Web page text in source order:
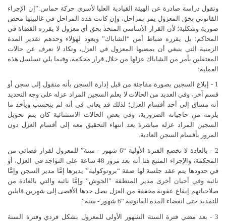
وتقول دراسة صادرة عن الهيئة القيادية العليا لأسرى حركة حماس:”إن الإجراء
القانوني بحق المعزول يمر بمراحل، وإن كانت هذه المراحل في غالبيتها محض
صورية وشكلية؛ لأن القرار الأساسي المتخذ بحق أي معزول لا يقرره القضاة في
المحاكم؛ بل يقرره ضباط أمن “الشاباك” ويعود لهؤلاء وحدهم تقدير المدة
الزمنية التي ينبغي أن يمضيها المعزول في العزل، ونكاد لا نعرف عن حالات
المعتقلين بأمر من الشاباك عزلها من خلال قرار محكمة، وفيما يلي تسلسل هذه
العملية:
1 - إبلاغ السجين بصورة مفاجئة من قبل إدارة السجن بأنه منقول إلى سجن أو
قسم آخر، وفي العديد من الحالات لا يعلم السجين المراد عزله على وجه التحديد
أنه مساق إلى أحد أقسام العزل؛ لذلك قد يعاني في أنه لم يتحسب ويأخذ ما
يلزمه من حاجياته الضرورية، وفي بعض الحالات الاستثنائية كان يتم تحويل
السجين المراد عزله مباشرة بعد انتهاء التحقيق معه إلى أقسام العزل دون
المرور بأقسام السجن العادية.
2 - بالعادة لا تخضع الفترة الأولية “6 شهور - سنة” للمعزول لقرار قضائي من
المحكمة، والإجراء المتبع هنا أنه بعد مرور 48 ساعة على التواجد في العزل، أو
في حدودها يتم عقد جلسة لها صفة “بروتوكولية” يديرها إمَّا مدير السجن وإمَّا
نائبه وفي أحيان أخرى مدير المنطقة ”الجوش” وإمَّا نائبه والتي بالعادة من
صلاحياتهم إيقاع عقوبة مخففة من العزل يصل حدها الأقصى إلى شهرين قابلين
للتمديد حتى انقضاء المدة القانونية “6 شهور - سنة”.
3 - بعد مضي فترة الستة الشهور الأولى للمعزول بشكل فردي وفترة السنة